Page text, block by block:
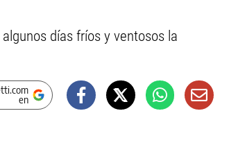
días fríos y ventosos la
en